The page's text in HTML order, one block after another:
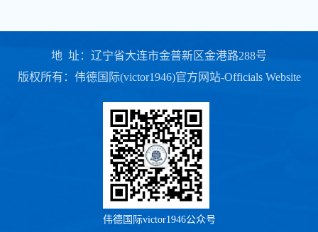
地 址：辽宁省大连市金普新区金港路288号
版权所有：伟德国际(victor1946)官方网站-Officials Website
伟德国际victor1946公众号